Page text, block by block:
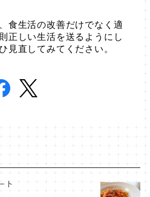
食生活の改善だけでなく適
正しい生活を送るようにし
見直してみてください。
ト